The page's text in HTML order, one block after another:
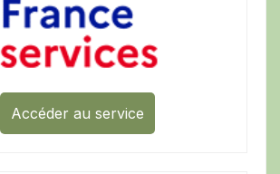
Accéder au service